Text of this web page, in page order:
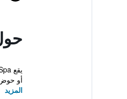
أو حوض
المزيد